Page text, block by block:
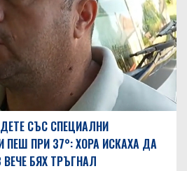
СЪС СПЕЦИАЛНИ
ПЕШ ПРИ 37°: ХОРА ИСКАХА ДА
БЯХ ТРЪГНАЛ